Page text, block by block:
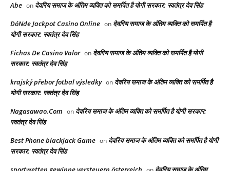
Abe on देवरिय समाज के अंतिम व्यक्ति को समर्पित है योगी सरकार: स्वतंत्र देव सिंह
DóNde Jackpot Casino Online on देवरिय समाज के अंतिम व्यक्ति को समर्पित है
योगी सरकार: स्वतंत्र देव सिंह
Fichas De Casino Valor on देवरिय समाज के अंतिम व्यक्ति को समर्पित है योगी
सरकार: स्वतंत्र देव सिंह
krajský přebor fotbal výsledky on देवरिय समाज के अंतिम व्यक्ति को समर्पित है
योगी सरकार: स्वतंत्र देव सिंह
Nagasawao.Com on देवरिय समाज के अंतिम व्यक्ति को समर्पित है योगी सरकार:
स्वतंत्र देव सिंह
Best Phone blackjack Game on देवरिय समाज के अंतिम व्यक्ति को समर्पित है योगी
सरकार: स्वतंत्र देव सिंह